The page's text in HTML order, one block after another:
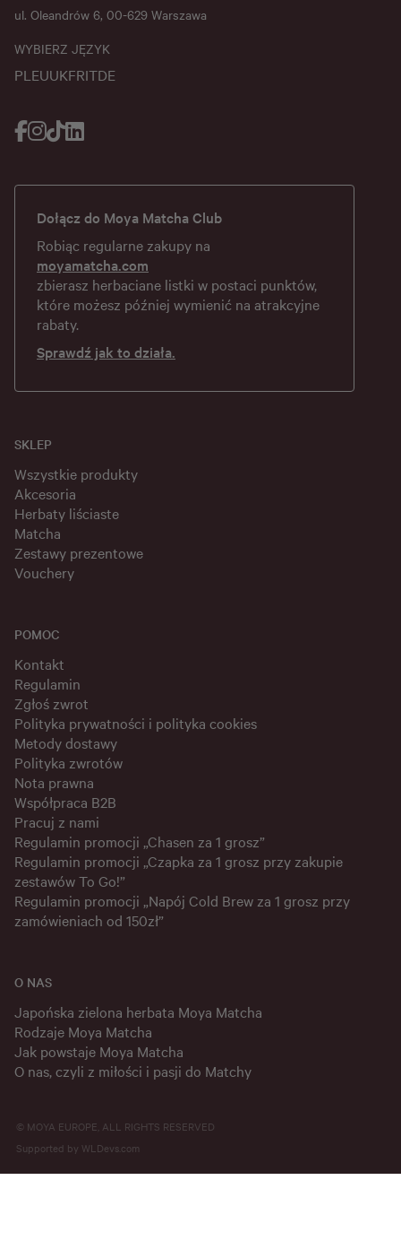
ul. Oleandrów 6, 00-629 Warszawa
WYBIERZ JĘZYK
PL EUUKFRITDE
SKLEP
Wszystkie produkty
Akcesoria
Herbaty liściaste
Matcha
Zestawy prezentowe
Vouchery
POMOC
Kontakt
Regulamin
Zgłoś zwrot
Polityka prywatności i polityka cookies
Metody dostawy
Polityka zwrotów
Nota prawna
Współpraca B2B
Pracuj z nami
Regulamin promocji „Chasen za 1 grosz”
Regulamin promocji „Czapka za 1 grosz przy zakupie
zestawów To Go!”
Regulamin promocji „Napój Cold Brew za 1 grosz przy
zamówieniach od 150zł”
O NAS
Japońska zielona herbata Moya Matcha
Rodzaje Moya Matcha
Jak powstaje Moya Matcha
O nas, czyli z miłości i pasji do Matchy
Dołącz do Moya Matcha Club
Robiąc regularne zakupy na
moyamatcha.com
zbierasz herbaciane listki w postaci punktów,
które możesz później wymienić na atrakcyjne
rabaty.
Sprawdź jak to działa.
© MOYA EUROPE, ALL RIGHTS RESERVED
Supported by WLDevs.com